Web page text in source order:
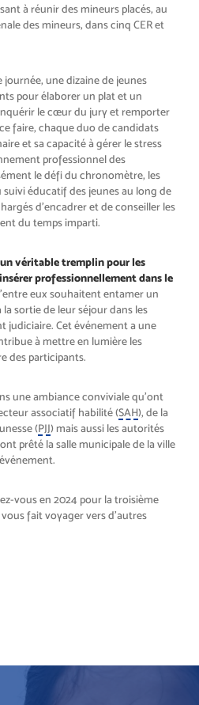
à réunir des mineurs placés, au
des mineurs, dans cinq CER et
journée, une dizaine de jeunes
pour élaborer un plat et un
le cœur du jury et remporter
faire, chaque duo de candidats
et sa capacité à gérer le stress
professionnel des
le défi du chronomètre, les
éducatif des jeunes au long de
d’encadrer et de conseiller les
du temps imparti.
véritable tremplin pour les
professionnellement dans le
eux souhaitent entamer un
sortie de leur séjour dans les
judiciaire. Cet événement a une
à mettre en lumière les
des participants.
une ambiance conviviale qu’ont
associatif habilité (SAH), de la
(PJJ) mais aussi les autorités
prêté la salle municipale de la ville
vous en 2024 pour la troisième
fait voyager vers d’autres